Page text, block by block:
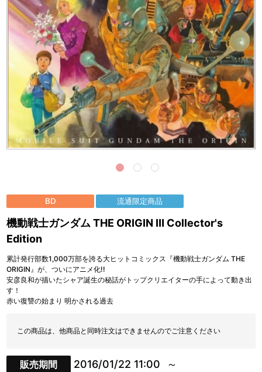
BD 流通限定商品
機動戦士ガンダム THE ORIGIN Ⅲ Collector's
Edition
累計発行部数1,000万部を誇る大ヒットコミックス『機動戦士ガンダム THE
ORIGIN』が、ついにアニメ化!!
安彦良和が描いたシャア誕生の秘話がトップクリエイターの手によって動き出
す！
赤い復讐の始まり 明かされる過去
この商品は、他商品と同時注文はできませんのでご注意ください
販売期間 2016/01/22 11:00